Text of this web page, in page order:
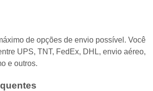
de opções de envio possível. Você
UPS, TNT, FedEx, DHL, envio aéreo,
e outros.